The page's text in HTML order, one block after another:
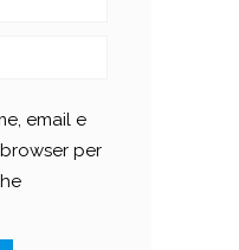
email e
per